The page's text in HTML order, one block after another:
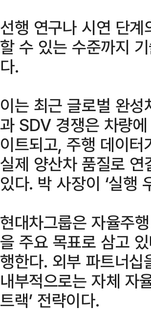
선행 연구나 시연 단
할 수 있는 수준까지
다.
이는 최근 글로벌 완
과 SDV 경쟁은 차량
이트되고, 주행 데이
실제 양산차 품질로
있다. 박 사장이 ‘실행
현대차그룹은 자율주
을 주요 목표로 삼고
행한다. 외부 파트너
내부적으로는 자체 자
트랙’ 전략이다.